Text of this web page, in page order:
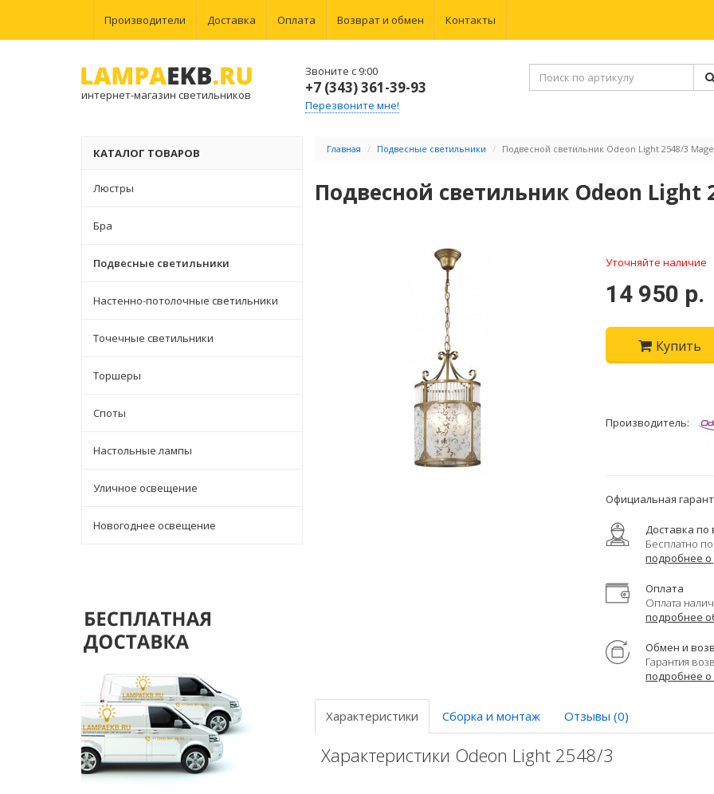
Производители Доставка Оплата Возврат и обмен Контакты
интернет-магазин светильников
Звоните с 9:00
+7 (343) 361-39-93
Перезвоните мне!
КАТАЛОГ ТОВАРОВ
Люстры
Бра
Подвесные светильники
Настенно-потолочные светильники
Точечные светильники
Торшеры
Споты
Настольные лампы
Уличное освещение
Новогоднее освещение
Главная Подвесные светильники Подвесной светильник Odeon Light 2548/3
Подвесной светильник Odeon Light
Уточняйте наличие
14 950 р.
Купить
Производитель:
Официальная
Доставка по
Бесплатно
подробнее о
Оплата
Оплата
подробнее
Обмен и
Гарантия
подробнее
Характеристики Сборка и монтаж Отзывы (0)
Характеристики Odeon Light 2548/3